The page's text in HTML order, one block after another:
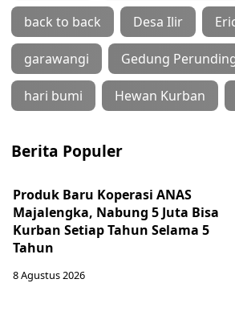
back to back Desa Ilir
garawangi Gedung
hari bumi Hewan Kurban
Berita Populer
Produk Baru Koperasi ANAS
Majalengka, Nabung 5 Juta Bisa
Kurban Setiap Tahun Selama 5
Tahun
8 Agustus 2026